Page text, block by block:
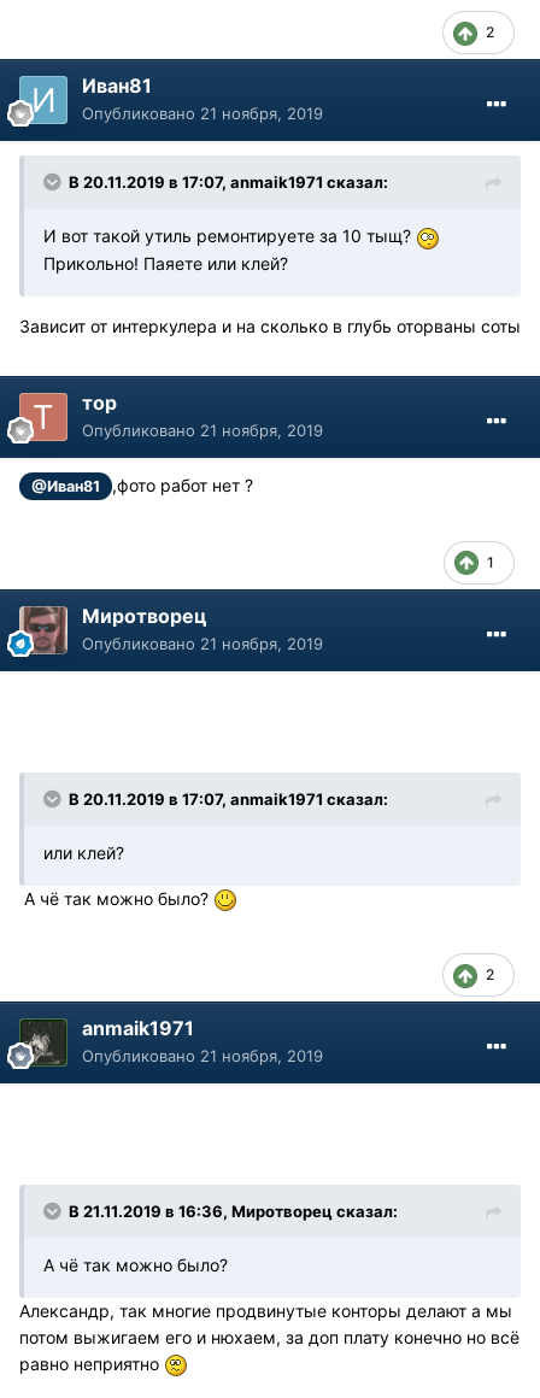
2
Иван81
Опубликовано 21 ноября, 2019
В 20.11.2019 в 17:07, anmaik1971 сказал:
И вот такой утиль ремонтируете за 10 тыщ?
Прикольно! Паяете или клей?
Зависит от интеркулера и на сколько в глубь оторваны соты
тор
Опубликовано 21 ноября, 2019
@Иван81 ,фото работ нет ?
1
Миротворец
Опубликовано 21 ноября, 2019
В 20.11.2019 в 17:07, anmaik1971 сказал:
или клей?
А чё так можно было?
2
anmaik1971
Опубликовано 21 ноября, 2019
В 21.11.2019 в 16:36, Миротворец сказал:
А чё так можно было?
Александр, так многие продвинутые конторы делают а мы
потом выжигаем его и нюхаем, за доп плату конечно но всё
равно неприятно